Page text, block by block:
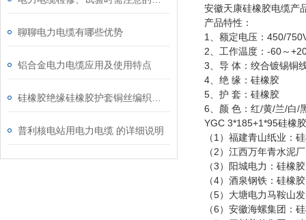
聊聊电力电缆有哪些优势
铝合金电力电缆应用及使用特点
普利核电站用电力电缆 的详细说明
安徽天康硅橡胶电缆产
产品特性：
1、额定电压：450/
2、工作温度：-60～
3、导 体：绞合镀锡铜
4、绝 缘：硅橡胶
5、护 套：硅橡胶
6、颜 色：红/黄/兰/白/
YGC 3*185+1*95硅橡
（1）福建青山纸业：
（2）江西万年青水泥
（3）阳城电力：硅橡
（4）酒泉钢铁：硅橡
（5）大塘电力马鞍山
（6）安徽海螺集团：